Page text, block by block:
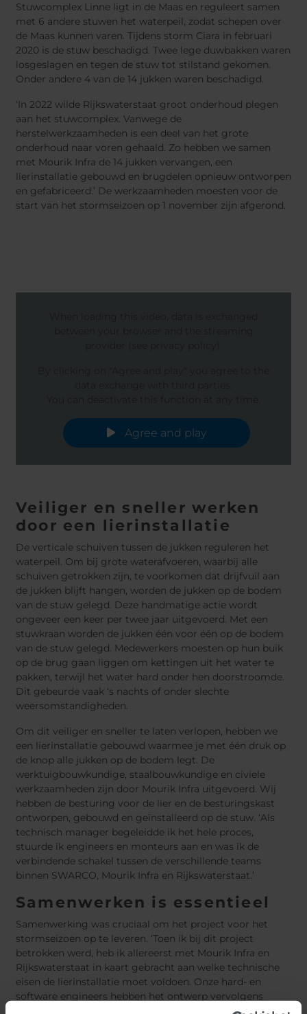
Stuwcomplex Linne ligt in de Maas en reguleert samen
met 6 andere stuwen het waterpeil, zodat schepen over
de Maas kunnen varen. Tijdens storm Ciara in februari
2020 is de stuw beschadigd. Twee lege duwbakken waren
losgeslagen en tegen de stuw tot stilstand gekomen.
Onder andere 4 van de 14 jukken waren beschadigd.
‘In 2022 wilde Rijkswaterstaat groot onderhoud plegen
aan het stuwcomplex. Vanwege de
herstelwerkzaamheden is een deel van het grote
onderhoud naar voren gehaald. Zo hebben we samen
met Mourik Infra de 14 jukken vervangen, een
lierinstallatie gebouwd en brugdelen opnieuw ontworpen
en gefabriceerd.’ De werkzaamheden moesten voor de
start van het stormseizoen op 1 november zijn afgerond.
Agree and play
Veiliger en sneller werken
door een lierinstallatie
De verticale schuiven tussen de jukken reguleren het
waterpeil. Om bij grote waterafvoeren, waarbij alle
schuiven getrokken zijn, te voorkomen dat drijfvuil aan
de jukken blijft hangen, worden de jukken op de bodem
van de stuw gelegd. Deze handmatige actie wordt
ongeveer een keer per twee jaar uitgevoerd. Met een
stuwkraan worden de jukken één voor één op de bodem
van de stuw gelegd. Medewerkers moesten op hun buik
op de brug gaan liggen om kettingen uit het water te
pakken, terwijl het water hard onder hen doorstroomde.
Dit gebeurde vaak ‘s nachts of onder slechte
weersomstandigheden.
Om dit veiliger en sneller te laten verlopen, hebben we
een lierinstallatie gebouwd waarmee je met één druk op
de knop alle jukken op de bodem legt. De
werktuigbouwkundige, staalbouwkundige en civiele
werkzaamheden zijn door Mourik Infra uitgevoerd. Wij
hebben de besturing voor de lier en de besturingskast
ontworpen, gebouwd en geïnstalleerd op de stuw. ‘Als
technisch manager begeleidde ik het hele proces,
stuurde ik engineers en monteurs aan en was ik de
verbindende schakel tussen de verschillende teams
binnen SWARCO, Mourik Infra en Rijkswaterstaat.’
Samenwerken is essentieel
Samenwerking was cruciaal om het project voor het
stormseizoen op te leveren. ‘Toen ik bij dit project
betrokken werd, heb ik allereerst met Mourik Infra en
Rijkswaterstaat in kaart gebracht aan welke technische
eisen de lierinstallatie moet voldoen. Onze hard- en
software engineers hebben het ontwerp vervolgens